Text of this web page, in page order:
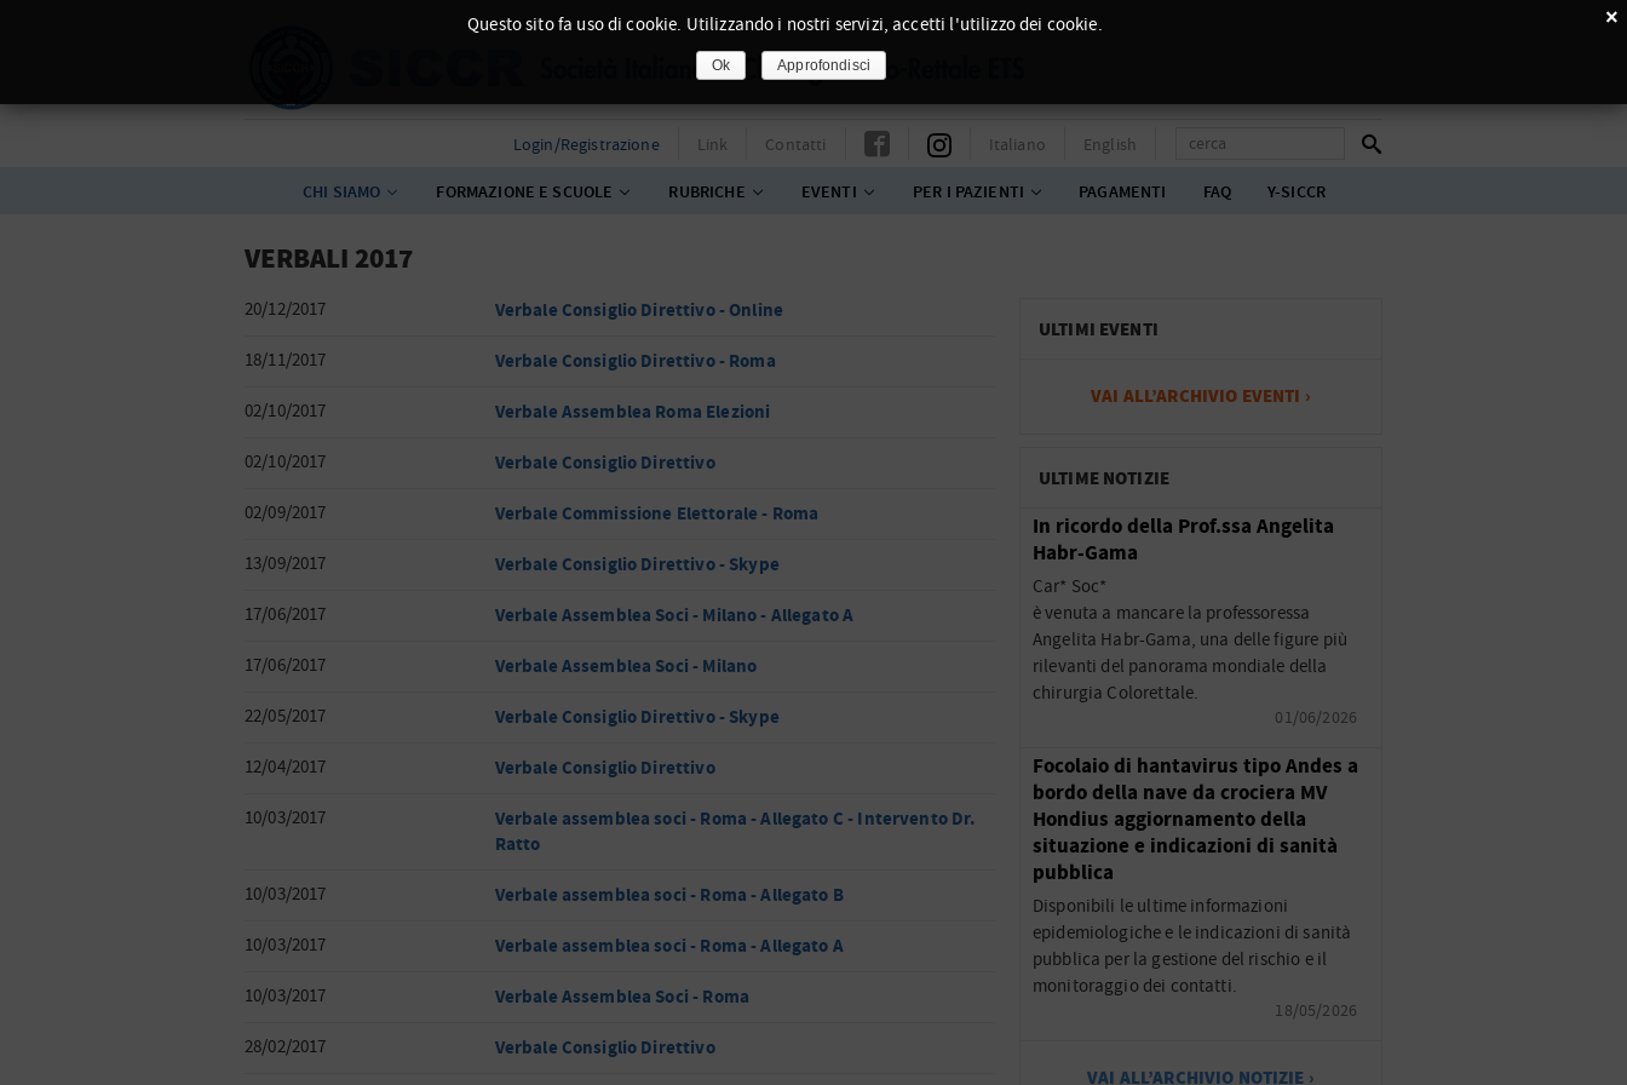
Login/Registrazione Link Contatti Italiano English
CHI SIAMO FORMAZIONE E SCUOLE RUBRICHE EVENTI PER I PAZIENTI PAGAMENTI FAQ Y-SICCR
VERBALI 2017
20/12/2017 Verbale Consiglio Direttivo - Online
18/11/2017 Verbale Consiglio Direttivo - Roma
02/10/2017 Verbale Assemblea Roma Elezioni
02/10/2017 Verbale Consiglio Direttivo
02/09/2017 Verbale Commissione Elettorale - Roma
13/09/2017 Verbale Consiglio Direttivo - Skype
17/06/2017 Verbale Assemblea Soci - Milano - Allegato A
17/06/2017 Verbale Assemblea Soci - Milano
22/05/2017 Verbale Consiglio Direttivo - Skype
12/04/2017 Verbale Consiglio Direttivo
10/03/2017
Verbale assemblea soci - Roma - Allegato C - Intervento Dr.
Ratto
10/03/2017 Verbale assemblea soci - Roma - Allegato B
10/03/2017 Verbale assemblea soci - Roma - Allegato A
10/03/2017 Verbale Assemblea Soci - Roma
28/02/2017 Verbale Consiglio Direttivo
ULTIMI EVENTI
VAI ALL’ARCHIVIO EVENTI ›
ULTIME NOTIZIE
In ricordo della Prof.ssa Angelita
Habr-Gama
Car* Soc*
è venuta a mancare la professoressa
Angelita Habr-Gama, una delle figure più
rilevanti del panorama mondiale della
chirurgia Colorettale.
01/06/2026
Focolaio di hantavirus tipo Andes a
bordo della nave da crociera MV
Hondius aggiornamento della
situazione e indicazioni di sanità
pubblica
Disponibili le ultime informazioni
epidemiologiche e le indicazioni di sanità
pubblica per la gestione del rischio e il
monitoraggio dei contatti.
18/05/2026
VAI ALL’ARCHIVIO NOTIZIE ›
×
Questo sito fa uso di cookie. Utilizzando i nostri servizi, accetti l'utilizzo dei cookie.
Ok Approfondisci